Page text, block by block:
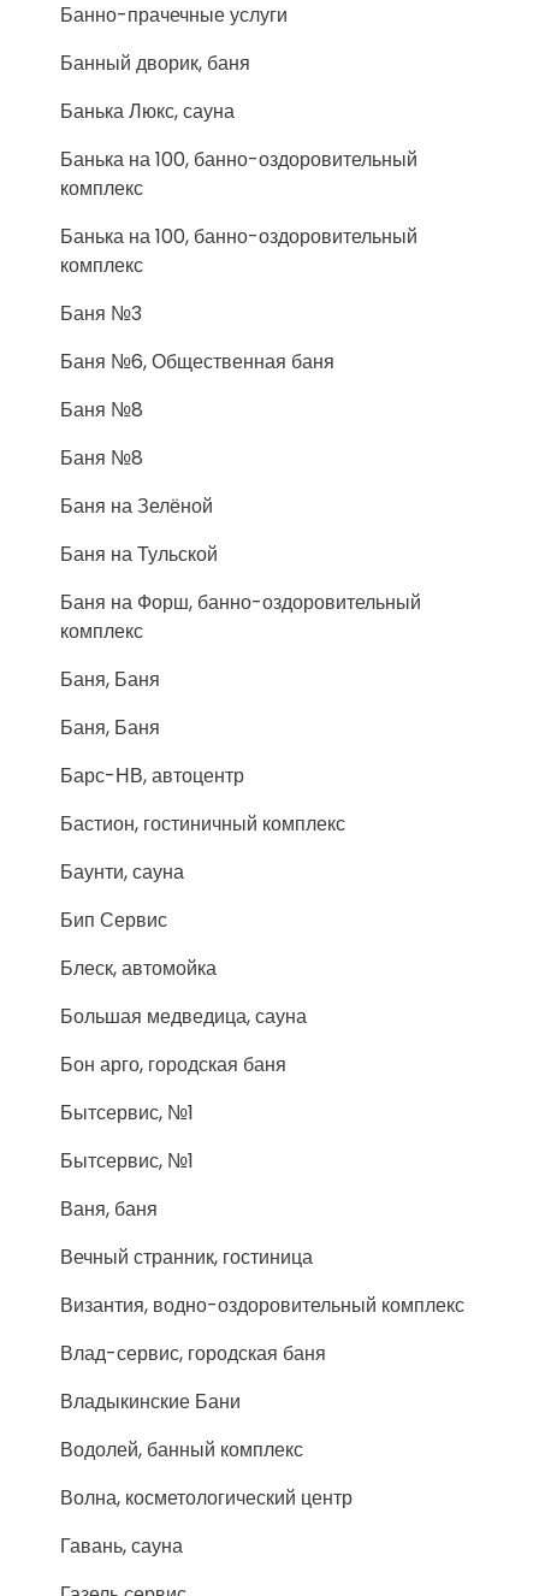
Банно-прачечные услуги
Банный дворик, баня
Банька Люкс, сауна
Банька на 100, банно-оздоровительный
комплекс
Банька на 100, банно-оздоровительный
комплекс
Баня №3
Баня №6, Общественная баня
Баня №8
Баня №8
Баня на Зелёной
Баня на Тульской
Баня на Форш, банно-оздоровительный
комплекс
Баня, Баня
Баня, Баня
Барс-НВ, автоцентр
Бастион, гостиничный комплекс
Баунти, сауна
Бип Сервис
Блеск, автомойка
Большая медведица, сауна
Бон арго, городская баня
Бытсервис, №1
Бытсервис, №1
Ваня, баня
Вечный странник, гостиница
Византия, водно-оздоровительный комплекс
Влад-сервис, городская баня
Владыкинские Бани
Водолей, банный комплекс
Волна, косметологический центр
Гавань, сауна